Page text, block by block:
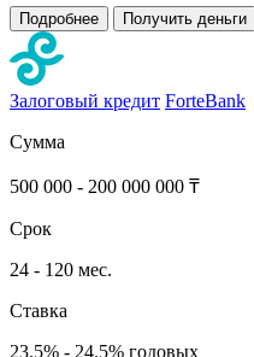
Подробнее Получить деньги
Залоговый кредит ForteBank
Сумма
500 000 - 200 000 000 ₸
Срок
24 - 120 мес.
Ставка
23.5% - 24.5% годовых